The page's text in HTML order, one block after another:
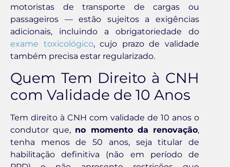
motoristas de transporte de cargas ou
passageiros — estão sujeitos a exigências
adicionais, incluindo a obrigatoriedade do
exame toxicológico, cujo prazo de validade
também precisa estar regularizado.
Quem Tem Direito à CNH
com Validade de 10 Anos
Tem direito à CNH com validade de 10 anos o
condutor que, no momento da renovação,
tenha menos de 50 anos, seja titular de
habilitação definitiva (não em período de